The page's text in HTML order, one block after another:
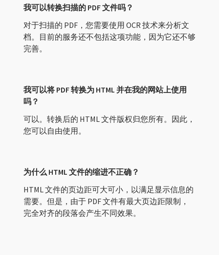
我可以转换扫描的 PDF 文件吗？
对于扫描的 PDF，您需要使用 OCR 技术来分析文
档。目前的服务还不包括这项功能，因为它还不够
完善。
我可以将 PDF 转换为 HTML 并在我的网站上使用
吗？
可以。转换后的 HTML 文件版权归您所有。因此，
您可以自由使用。
为什么 HTML 文件的缩进不正确？
HTML 文件的页边距可大可小，以满足显示信息的
需要。但是，由于 PDF 文件有最大页边距限制，
完全对齐的段落会产生不同效果。